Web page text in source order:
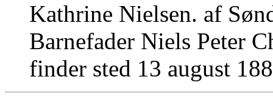
Kathrine Nielsen. af
Barnefader Niels Peter
finder sted 13 august